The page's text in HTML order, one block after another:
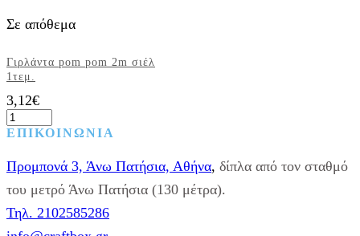
Σε απόθεμα
Γιρλάντα pom pom 2m σιέλ
1τεμ.
3,12€
Γιρλάντα
pom
2m
σιέλ
1τεμ.
ποσότητα
ΕΠΙΚΟΙΝΩΝΙΑ
Προμπονά 3, Άνω Πατήσια, Αθήνα, δίπλα από τον σταθμό
του μετρό Άνω Πατήσια (130 μέτρα).
Τηλ. 2102585286